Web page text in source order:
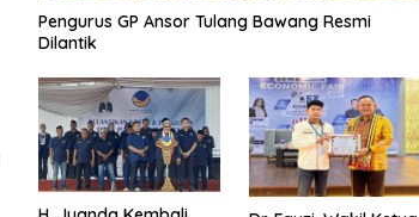
Pengurus GP Ansor Tulang Bawang Resmi
Dilantik